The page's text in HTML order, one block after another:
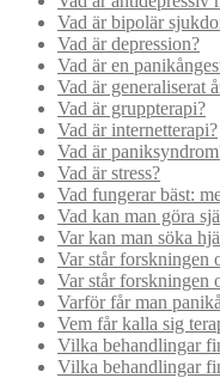
Vad är bipolär
Vad är depression?
Vad är en
Vad är generaliserat
Vad är gruppterapi?
Vad är internetterapi?
Vad är
Vad är stress?
Vad fungerar bäst:
Vad kan man göra
Var kan man söka
Var står forskningen
Var står forskningen
Varför får man
Vem får kalla sig
Vilka behandlingar
Vilka behandlingar